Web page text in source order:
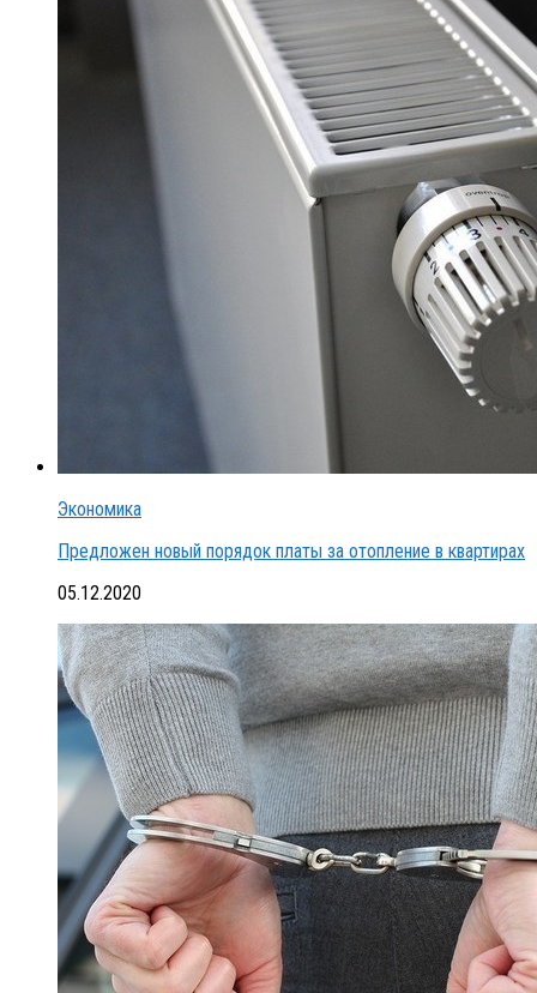
Экономика
Предложен новый порядок платы за отопление в квартирах
05.12.2020